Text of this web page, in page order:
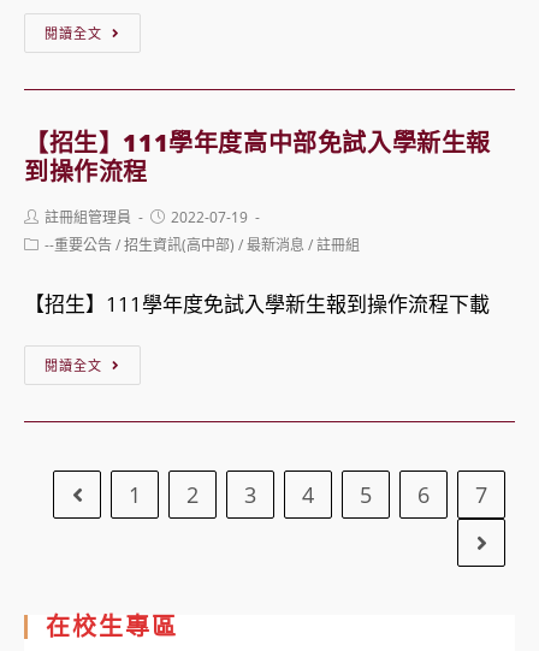
自
112/5/30
至
112/6/8
免
試
學
取
閱讀全文
111
學
年
高
部
新
告
【招生】111學年度高中部免試入學新生報
到操作流程
Post
author:
註冊組管理員
Post
published:
2022-07-19
Post--重要公告/招生資訊(高中部) /最新消息 /註冊組
【招生】111學年度免試入學新生報到操作流程下載
閱讀全文
111
部
Go to the previous page
1 2 3 4 5 6
7
Go to
在校生專區